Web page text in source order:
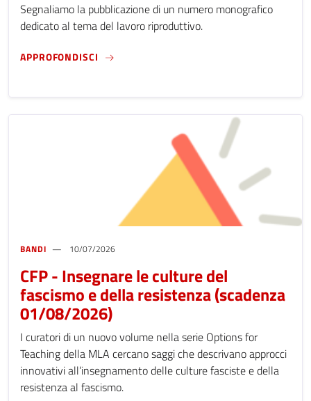
Segnaliamo la pubblicazione di un numero monografico
dedicato al tema del lavoro riproduttivo.
APPROFONDISCI «GENRE & HISTOIRE», N. 37 (2026)
BANDI 10/07/2026
CFP - Insegnare le culture del
fascismo e della resistenza (scadenza
01/08/2026)
I curatori di un nuovo volume nella serie Options for
Teaching della MLA cercano saggi che descrivano approcci
innovativi all’insegnamento delle culture fasciste e della
resistenza al fascismo.